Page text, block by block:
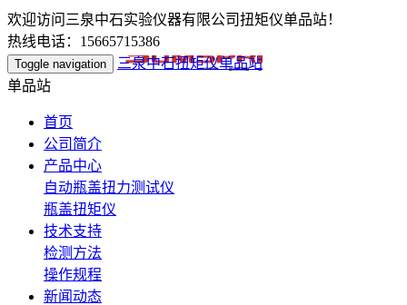
欢迎访问三泉中石实验仪器有限公司扭矩仪单品站！
热线电话：15665715386
Toggle navigation
三泉中石扭矩仪单品站
单品站
首页
公司简介
产品中心
自动瓶盖扭力测试仪
瓶盖扭矩仪
技术支持
检测方法
操作规程
新闻动态